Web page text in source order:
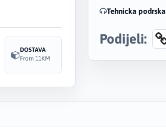
DOSTAVA
From 11KM
Tehnicka podrska
Podijeli: